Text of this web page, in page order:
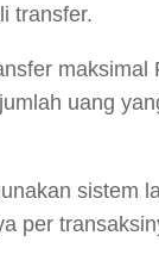
transfer.
maksimal
uang
sistem
per